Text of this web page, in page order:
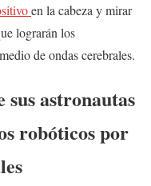
en la cabeza y mirar
lograrán los
de ondas cerebrales.
sus astronautas
robóticos por